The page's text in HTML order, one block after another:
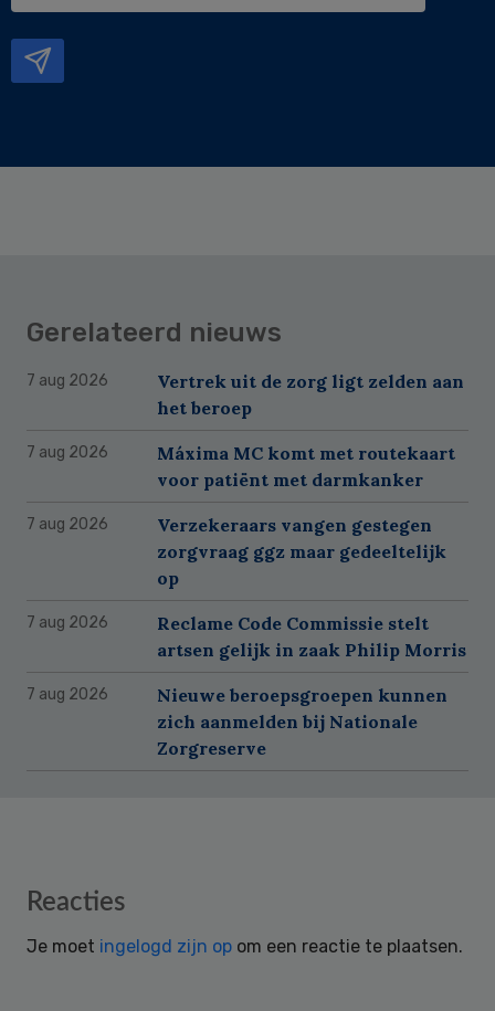
Gerelateerd nieuws
7 aug 2026
Vertrek uit de zorg ligt zelden aan
het beroep
7 aug 2026
Máxima MC komt met routekaart
voor patiënt met darmkanker
7 aug 2026
Verzekeraars vangen gestegen
zorgvraag ggz maar gedeeltelijk
op
7 aug 2026
Reclame Code Commissie stelt
artsen gelijk in zaak Philip Morris
7 aug 2026
Nieuwe beroepsgroepen kunnen
zich aanmelden bij Nationale
Zorgreserve
Reader
Reacties
Je moet ingelogd zijn op om een reactie te plaatsen.